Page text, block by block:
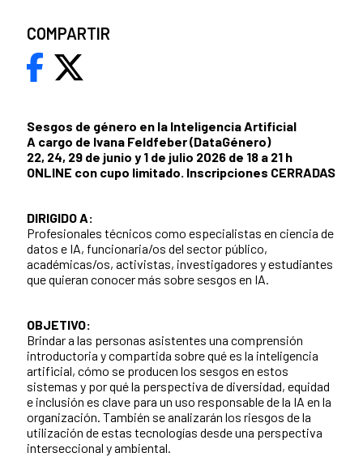
Sesgos de género en la Inteligencia Artificial
A cargo de Ivana Feldfeber (DataGénero)
22, 24, 29 de junio y 1 de julio 2026 de 18 a 21 h
ONLINE con cupo limitado. Inscripciones CERRADAS
DIRIGIDO A:
Profesionales técnicos como especialistas en ciencia de
datos e IA, funcionaria/os del sector público,
académicas/os, activistas, investigadores y estudiantes
que quieran conocer más sobre sesgos en IA.
OBJETIVO:
Brindar a las personas asistentes una comprensión
introductoria y compartida sobre qué es la inteligencia
artificial, cómo se producen los sesgos en estos
sistemas y por qué la perspectiva de diversidad, equidad
e inclusión es clave para un uso responsable de la IA en la
organización. También se analizarán los riesgos de la
utilización de estas tecnologías desde una perspectiva
interseccional y ambiental.
COMPARTIR